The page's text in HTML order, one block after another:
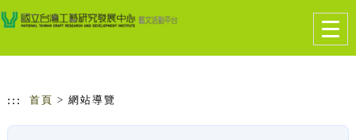
跳到主要內容
網站導覽
::: 首頁 > 網站導覽